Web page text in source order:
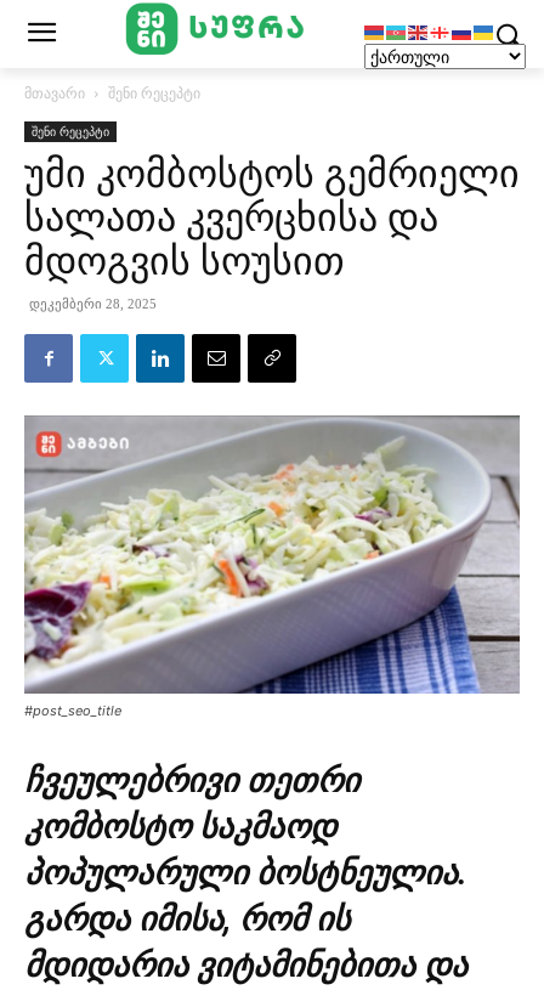
მთავარი შენი რეცეპტი
შენი რეცეპტი
უმი კომბოსტოს გემრიელი
სალათა კვერცხისა და
მდოგვის სოუსით
დეკემბერი 28, 2025
#post_seo_title
ჩვეულებრივი თეთრი
კომბოსტო საკმაოდ
პოპულარული ბოსტნეულია.
გარდა იმისა, რომ ის
მდიდარია ვიტამინებითა და